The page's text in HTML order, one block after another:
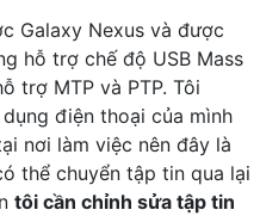
Galaxy Nexus và được
hỗ trợ chế độ USB Mass
trợ MTP và PTP. Tôi
điện thoại của mình
nơi làm việc nên đây là
thể chuyển tập tin qua lại
tôi cần chỉnh sửa tập tin